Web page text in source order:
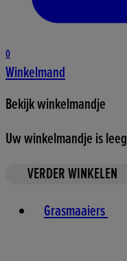
0
Winkelmand
Bekijk winkelmandje
Uw winkelmandje is leeg
VERDER WINKELEN
Grasmaaiers